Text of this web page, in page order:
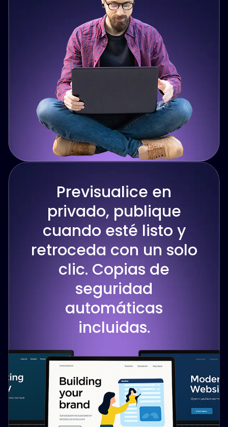
Previsualice en
privado, publique
cuando esté listo y
retroceda con un solo
clic. Copias de
seguridad
automáticas
incluidas.